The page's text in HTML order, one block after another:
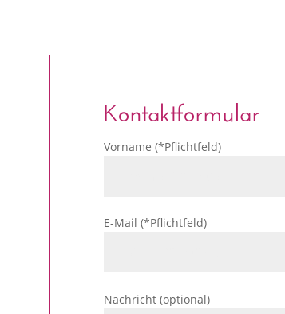
Kontaktformular
Vorname (*Pflichtfeld)
E-Mail (*Pflichtfeld)
Nachricht (optional)